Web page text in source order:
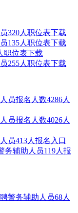
320人职位表下载
135人职位表下载
职位表下载
255人职位表下载
员报名人数4286人
员报名人数4026人
员413人报名入口
务辅助人员119人报
警务辅助人员68人